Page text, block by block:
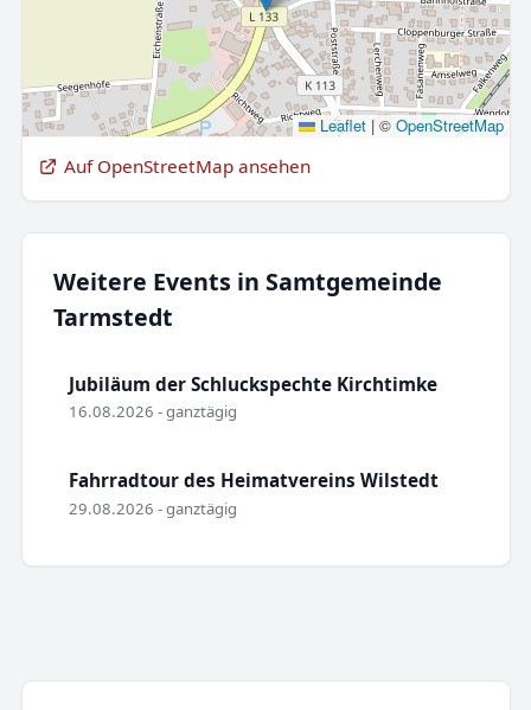
Leaflet |© OpenStreetMap
Auf OpenStreetMap ansehen
Weitere Events in Samtgemeinde
Tarmstedt
Jubiläum der Schluckspechte Kirchtimke
16.08.2026 - ganztägig
Fahrradtour des Heimatvereins Wilstedt
29.08.2026 - ganztägig